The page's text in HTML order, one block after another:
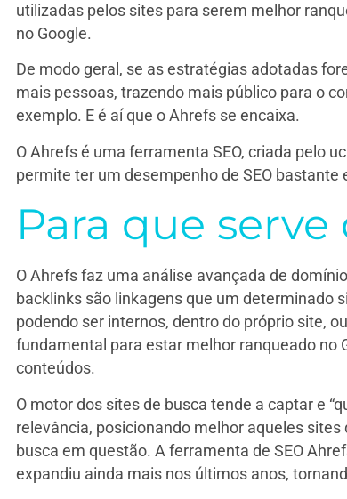
utilizadas pelos sites para serem melhor
no Google.
De modo geral, se as estratégias adotadas
mais pessoas, trazendo mais público para o
exemplo. E é aí que o Ahrefs se encaixa.
O Ahrefs é uma ferramenta SEO, criada pelo
permite ter um desempenho de SEO bastante
Para que serve
O Ahrefs faz uma análise avançada de
backlinks são linkagens que um determinado
podendo ser internos, dentro do próprio site,
fundamental para estar melhor ranqueado no
conteúdos.
O motor dos sites de busca tende a captar e
relevância, posicionando melhor aqueles
busca em questão. A ferramenta de SEO
expandiu ainda mais nos últimos anos,